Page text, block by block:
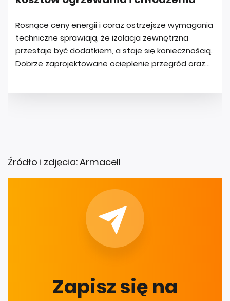
Źródło i zdjęcia: Armacell
Zapisz się na